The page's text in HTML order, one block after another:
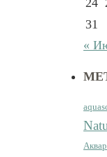
24
31
«